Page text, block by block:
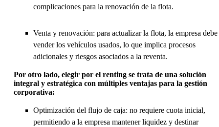
complicaciones para la renovación de la flota.
Venta y renovación: para actualizar la flota, la empresa debe
vender los vehículos usados, lo que implica procesos
adicionales y riesgos asociados a la reventa.
Por otro lado, elegir por el renting se trata de una solución
integral y estratégica con múltiples ventajas para la gestión
corporativa:
Optimización del flujo de caja: no requiere cuota inicial,
permitiendo a la empresa mantener liquidez y destinar